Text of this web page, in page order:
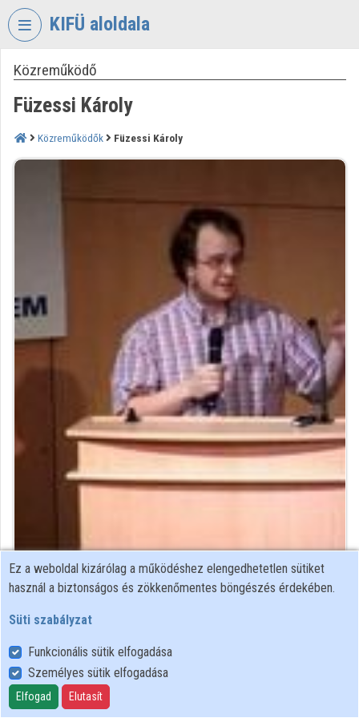
Fejléc kihagyása
KIFÜ aloldala
VIDEOTORIUM
KORMÁNYZATI
INFORMATIKAI
Intézményi kezdőlap
Kategóriák
Intézményi listák
Intézmények
Közreműködő
Füzessi Károly
Közreműködők Füzessi Károly
Közreműködő felvételei
Névjegyek
Névjegy
Mosfet Kft.
Ez a weboldal kizárólag a működéshez elengedhetetlen sütiket
használ a biztonságos és zökkenőmentes böngészés érdekében.
Süti szabályzat
Funkcionális sütik elfogadása
Személyes sütik elfogadása
Elfogad Elutasít